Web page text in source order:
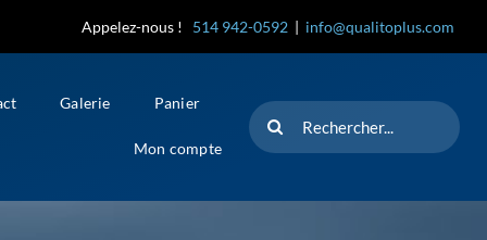
Appelez-nous ! 514 942-0592 | info@qualitoplus.com
Galerie Panier
Mon compte
Rechercher